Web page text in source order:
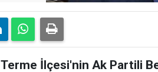
İlçesi'nin Ak Partili